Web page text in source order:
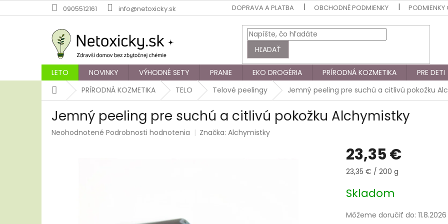
na
0905512161 info@netoxicky.sk DOPRAVA A PLATBA OBCHODNÉ PODMIENKY PODMIENKY
HĽADAŤ
LETO NOVINKY VÝHODNÉ SETY PRANIE EKO DROGÉRIA PRÍRODNÁ KOZMETIKA PRE DETI
DomovPRÍRODNÁ KOZMETIKA TELO Telové peelingy Jemný peeling pre suchú a citlivú pokožku
Jemný peeling pre suchú a citlivú pokožku Alchymistky
Priemerné
Neohodnotené Podrobnosti hodnotenia Značka:Alchymistky
23,35 €
Jednotková
23,35 € / 200 g
Skladom
Môžeme doručiť do: 11.8.2026